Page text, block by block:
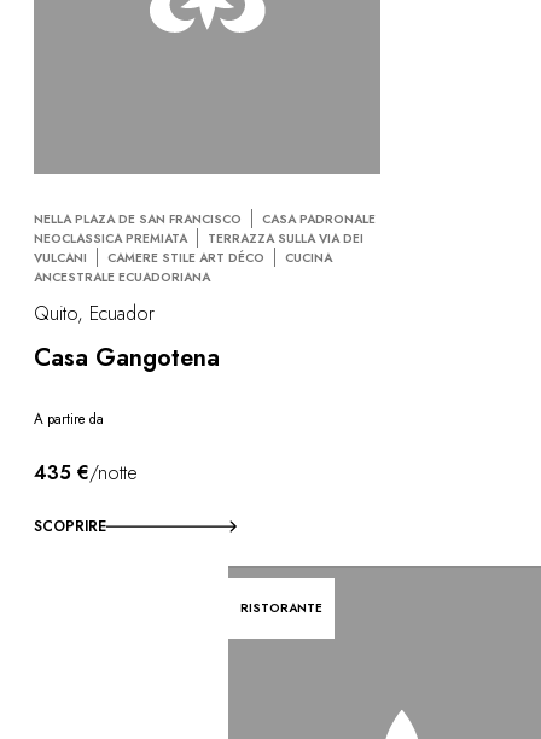
NELLA PLAZA DE SAN FRANCISCO
CASA PADRONALE
NEOCLASSICA PREMIATA
TERRAZZA SULLA VIA DEI
VULCANI
CAMERE STILE ART DÉCO
CUCINA
ANCESTRALE ECUADORIANA
Quito, Ecuador
Casa Gangotena
A partire da
435 €/notte
SCOPRIRE
RISTORANTE